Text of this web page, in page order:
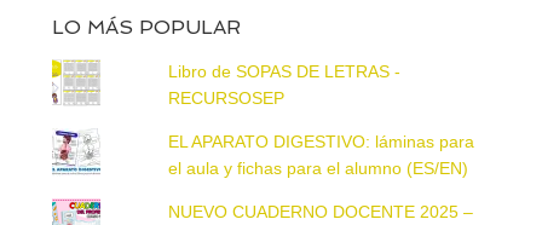
LO MÁS POPULAR
Libro de SOPAS DE LETRAS -
RECURSOSEP
EL APARATO DIGESTIVO: láminas para
el aula y fichas para el alumno (ES/EN)
NUEVO CUADERNO DOCENTE 2025 –